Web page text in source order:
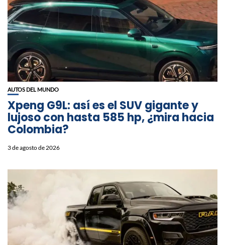
AUTOS DEL MUNDO
Xpeng G9L: así es el SUV gigante y
lujoso con hasta 585 hp, ¿mira hacia
Colombia?
3 de agosto de 2026